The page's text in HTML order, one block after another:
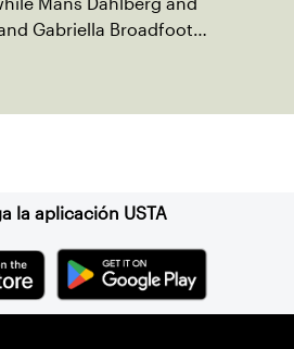
Mans Dahlberg and
Gabriella Broadfoot
la aplicación USTA